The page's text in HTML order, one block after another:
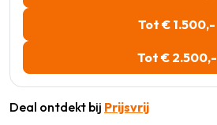
Tot € 1.500,-
Tot € 2.500,-
Deal ontdekt bij Prijsvrij